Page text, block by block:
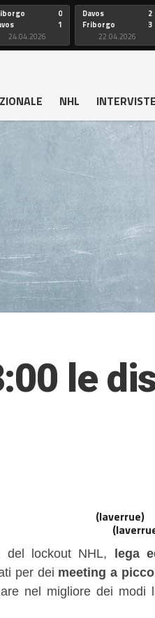
0
1
24.04.2026
Davos
Friborgo
2
3
22.04.2026
NHL INTERVISTE
le
lockout NHL, lega
per dei meeting a
nel migliore dei modi